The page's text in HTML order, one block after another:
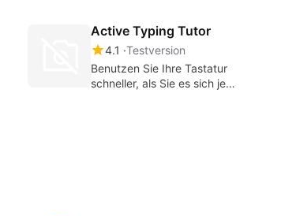
Active Typing Tutor
4.1 Testversion
Benutzen Sie Ihre Tastatur
schneller, als Sie es sich je